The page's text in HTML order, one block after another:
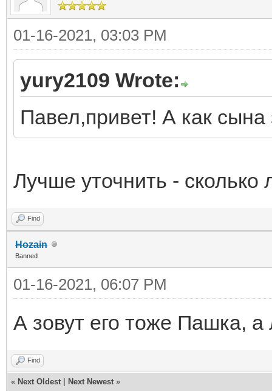
01-16-2021, 03:03 PM
yury2109 Wrote:
Павел,привет! А как сына
Лучше уточнить - сколько
Find
Hozain
Banned
01-16-2021, 06:07 PM
А зовут его тоже Пашка, а
Find
« Next Oldest Next Newest »